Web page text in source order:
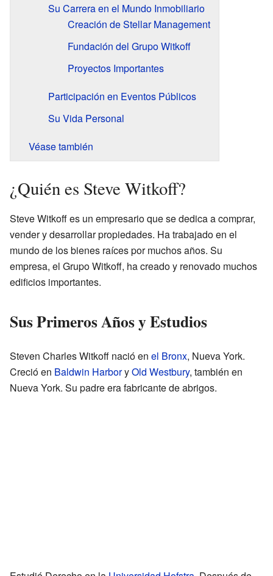
Su Carrera en el Mundo Inmobiliario
Creación de Stellar Management
Fundación del Grupo Witkoff
Proyectos Importantes
Participación en Eventos Públicos
Su Vida Personal
Véase también
¿Quién es Steve Witkoff?
Steve Witkoff es un empresario que se dedica a comprar,
vender y desarrollar propiedades. Ha trabajado en el
mundo de los bienes raíces por muchos años. Su
empresa, el Grupo Witkoff, ha creado y renovado muchos
edificios importantes.
Sus Primeros Años y Estudios
Steven Charles Witkoff nació en el Bronx, Nueva York.
Creció en Baldwin HarboryOld Westbury, también en
Nueva York. Su padre era fabricante de abrigos.